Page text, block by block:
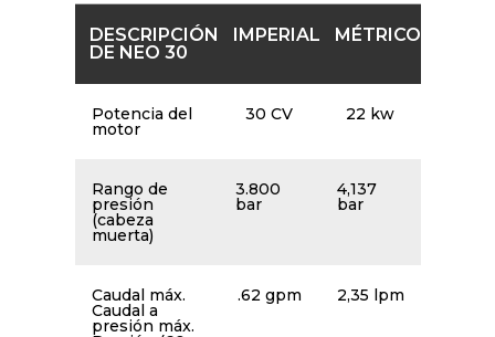
DESCRIPCIÓN
DE NEO 30
IMPERIAL MÉTRICO
Potencia del
motor
30 CV 22 kw
Rango de
presión
(cabeza
muerta)
3.800
bar
4,137
bar
Caudal máx.
Caudal a
presión máx.
.62 gpm 2,35 lpm